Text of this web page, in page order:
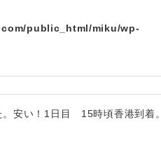
public_html/miku/wp-
安い！1日目 15時頃香港到着。